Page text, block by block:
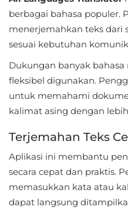
&
Reference
Buku
&
Referensi
Comics
Communication
Dating
berbagai bahasa populer.
menerjemahkan teks dari
sesuai kebutuhan
Dukungan banyak
fleksibel digunakan.
untuk memahami
kalimat asing dengan
Terjemahan Teks
Aplikasi ini membantu
secara cepat dan praktis.
memasukkan kata atau
dapat langsung